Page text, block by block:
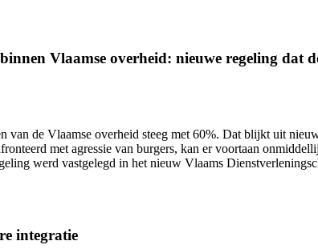
Vlaamse overheid: nieuwe regeling dat
van de Vlaamse overheid steeg met 60%. Dat blijkt uit
met agressie van burgers, kan er voortaan
werd vastgelegd in het nieuw Vlaams
integratie